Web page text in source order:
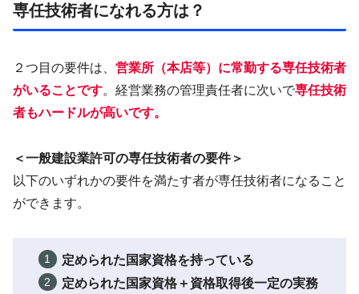
専任技術者になれる方は？
２つ目の要件は、 営業所（本店等）に常勤する専任技術者
がいることです。経営業務の管理責任者に次いで専任技術
者もハードルが高いです。
＜一般建設業許可の専任技術者の要件＞
以下のいずれかの要件を満たす者が専任技術者になること
ができます。
定められた国家資格を持っている
定められた国家資格＋資格取得後一定の実務